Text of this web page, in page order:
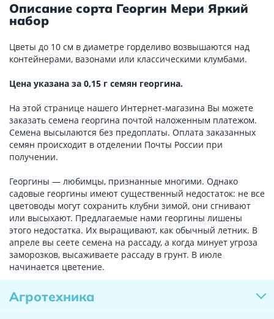
Описание сорта Георгин Мери Яркий
набор
Цветы до 10 см в диаметре горделиво возвышаются над
контейнерами, вазонами или классическими клумбами.
Цена указана за 0,15 г семян георгина.
На этой странице нашего Интернет-магазина Вы можете
заказать семена георгина почтой наложенным платежом.
Семена высылаются без предоплаты. Оплата заказанных
семян происходит в отделении Почты России при
получении.
Георгины — любимцы, признанные многими. Однако
садовые георгины имеют существенный недостаток: не все
цветоводы могут сохранить клубни зимой, они сгнивают
или высыхают. Предлагаемые нами георгины лишены
этого недостатка. Их выращивают, как обычный летник. В
апреле вы сеете семена на рассаду, а когда минует угроза
заморозков, высаживаете рассаду в грунт. В июле
начинается цветение.
Агротехника